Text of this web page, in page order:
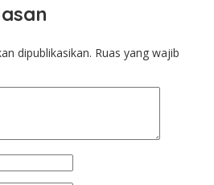
dipublikasikan. Ruas yang wajib